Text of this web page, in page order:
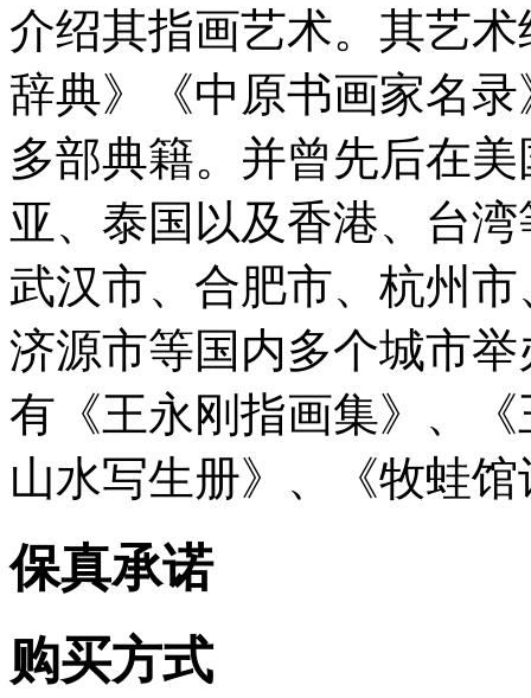
介绍其指画艺术。其艺
辞典》《中原书画家名
多部典籍。并曾先后在
亚、泰国以及香港、台
武汉市、合肥市、杭州
济源市等国内多个城市
有《王永刚指画集》、
山水写生册》、《牧蛙
保真承诺
购买方式